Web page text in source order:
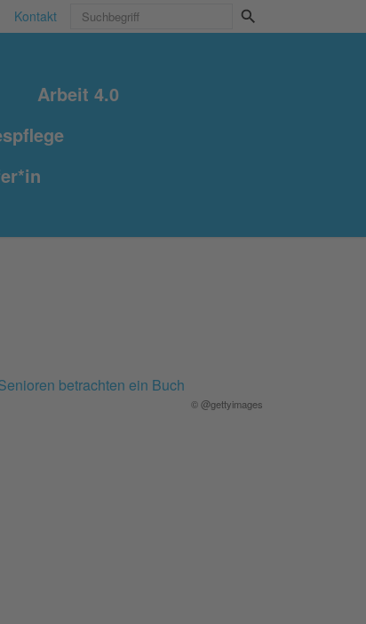
Kontakt
Arbeit 4.0
© @gettyimages